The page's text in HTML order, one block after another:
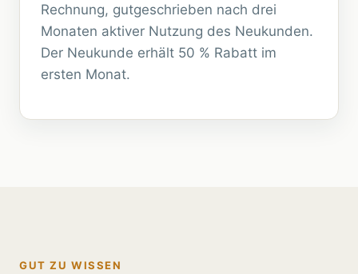
Rechnung, gutgeschrieben nach drei
Monaten aktiver Nutzung des Neukunden.
Der Neukunde erhält 50 % Rabatt im
ersten Monat.
GUT ZU WISSEN